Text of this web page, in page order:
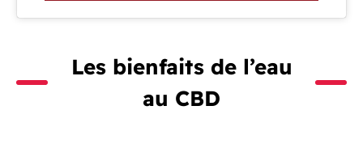
Les bienfaits de l’eau
au CBD